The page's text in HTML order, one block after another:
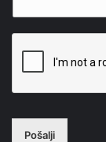
Pošalji